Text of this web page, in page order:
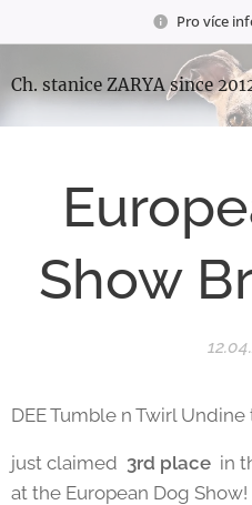
Pro více
Ch. stanice ZARYA since
Show
DEE Tumble n Twirl
just claimed 3rd place in
at the European Dog Show!